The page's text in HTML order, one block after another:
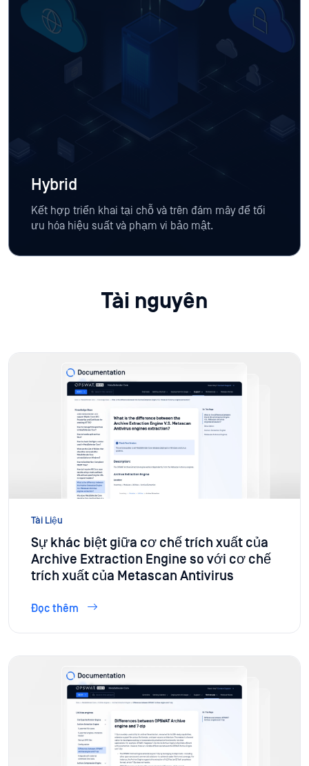
Hybrid
Kết hợp triển khai tại chỗ và trên đám mây để tối
ưu hóa hiệu suất và phạm vi bảo mật.
Tài nguyên
Tài Liệu
Sự khác biệt giữa cơ chế trích xuất của
Archive Extraction Engine so với cơ chế
trích xuất của Metascan Antivirus
Đọc thêm